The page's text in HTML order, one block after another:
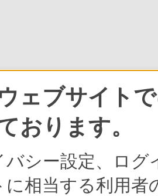
ェブサイト
おります。
バシー設定、ロ
に相当する利用者